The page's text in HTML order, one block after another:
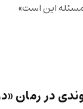
این است»